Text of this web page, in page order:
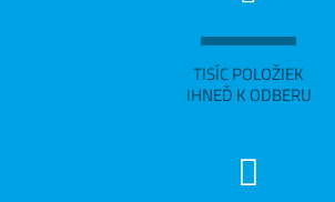
TISÍC POLOŽIEK
IHNEĎ K ODBERU